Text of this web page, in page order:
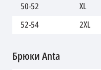
50-52
XL
52-54
2XL
Брюки Anta